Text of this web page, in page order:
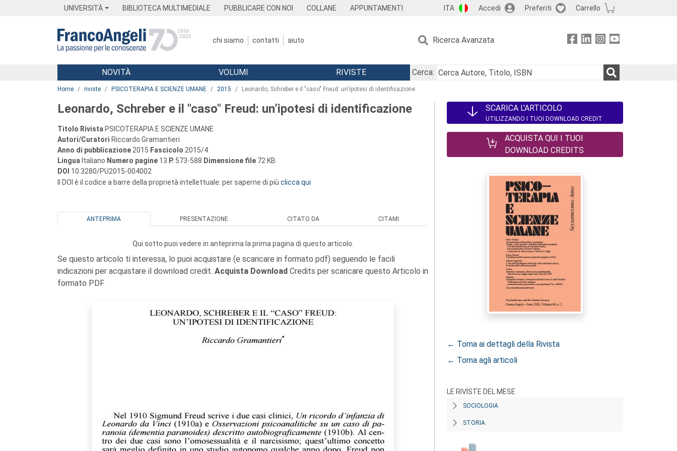
UNIVERSITÀ BIBLIOTECA MULTIMEDIALE PUBBLICARE CON NOI COLLANE APPUNTAMENTI ITA Accedi Preferiti Carrello
chi siamo contatti aiuto Ricerca Avanzata
Menu
NOVITÀ VOLUMI RIVISTE
Cerca:
Home riviste PSICOTERAPIA E SCIENZE UMANE 2015 Leonardo, Schreber e il "caso" Freud: un’ipotesi di identificazione
Leonardo, Schreber e il "caso" Freud: un’ipotesi di identificazione
Titolo Rivista PSICOTERAPIA E SCIENZE UMANE
Autori/Curatori Riccardo Gramantieri
Anno di pubblicazione 2015 Fascicolo 2015/4
Lingua Italiano Numero pagine 13 P. 573-588 Dimensione file 72 KB
DOI 10.3280/PU2015-004002
Il DOI è il codice a barre della proprietà intellettuale: per saperne di più clicca qui
ANTEPRIMA PRESENTAZIONE CITATO DA CITAMI
Qui sotto puoi vedere in anteprima la prima pagina di questo articolo.
Se questo articolo ti interessa, lo puoi acquistare (e scaricare in formato pdf) seguendo le facili
indicazioni per acquistare il download credit. Acquista Download Credits per scaricare questo Articolo in
formato PDF
SCARICA L'ARTICOLO
UTILIZZANDO I TUOI DOWNLOAD CREDIT
ACQUISTA QUI I TUOI
DOWNLOAD CREDITS
← Torna ai dettagli della Rivista
← Torna agli articoli
LE RIVISTE DEL MESE
SOCIOLOGIA
STORIA